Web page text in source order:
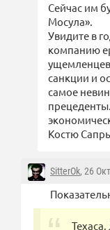
Сейчас им
Мосула».
Увидите в
компанию
санкции и
самое
Костю
SitterOk, 26